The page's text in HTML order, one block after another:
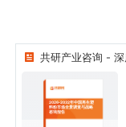
共研产业咨询 -
2026-2032年中国再生塑
料粉市场全景调查与战略
咨询报告